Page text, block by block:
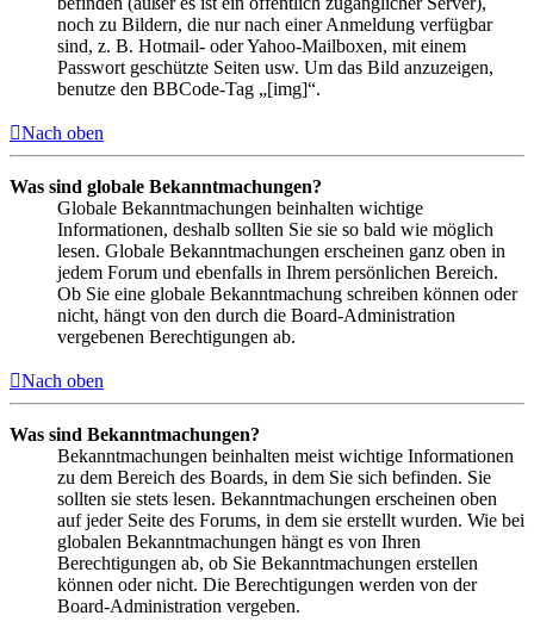
noch zu Bildern, die nur nach einer Anmeldung verfügbar
sind, z. B. Hotmail- oder Yahoo-Mailboxen, mit einem
Passwort geschützte Seiten usw. Um das Bild anzuzeigen,
benutze den BBCode-Tag „[img]“.
Nach oben
Was sind globale Bekanntmachungen?
Globale Bekanntmachungen beinhalten wichtige
Informationen, deshalb sollten Sie sie so bald wie möglich
lesen. Globale Bekanntmachungen erscheinen ganz oben in
jedem Forum und ebenfalls in Ihrem persönlichen Bereich.
Ob Sie eine globale Bekanntmachung schreiben können oder
nicht, hängt von den durch die Board-Administration
vergebenen Berechtigungen ab.
Nach oben
Was sind Bekanntmachungen?
Bekanntmachungen beinhalten meist wichtige Informationen
zu dem Bereich des Boards, in dem Sie sich befinden. Sie
sollten sie stets lesen. Bekanntmachungen erscheinen oben
auf jeder Seite des Forums, in dem sie erstellt wurden. Wie bei
globalen Bekanntmachungen hängt es von Ihren
Berechtigungen ab, ob Sie Bekanntmachungen erstellen
können oder nicht. Die Berechtigungen werden von der
Board-Administration vergeben.